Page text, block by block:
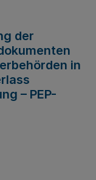
der
in
– PEP-